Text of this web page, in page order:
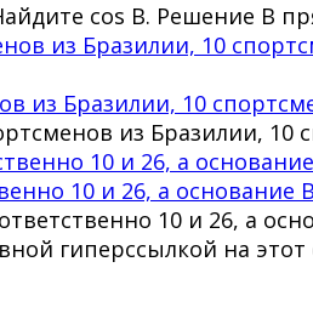
cos B. Решение В
из Бразилии, 10
из Бразилии,
10 и 26, а основание
10 и 26, а
гиперссылкой на этот